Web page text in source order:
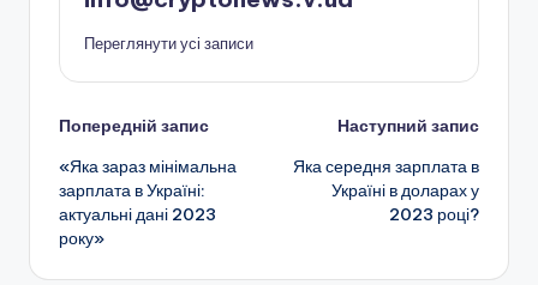
Переглянути усі записи
Навігація
по
запису
Попередній запис
«Яка зараз мінімальна
зарплата в Україні:
актуальні дані 2023
року»
Наступний запис
Яка середня зарплата в
Україні в доларах у
2023 році?